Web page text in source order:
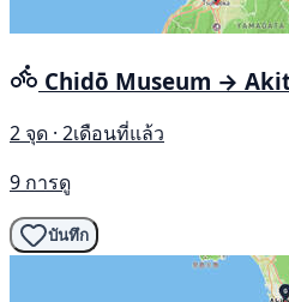
Chidō Museum →
2 จุด · 2เดือนที่แล้ว
9 การดู
บันทึก